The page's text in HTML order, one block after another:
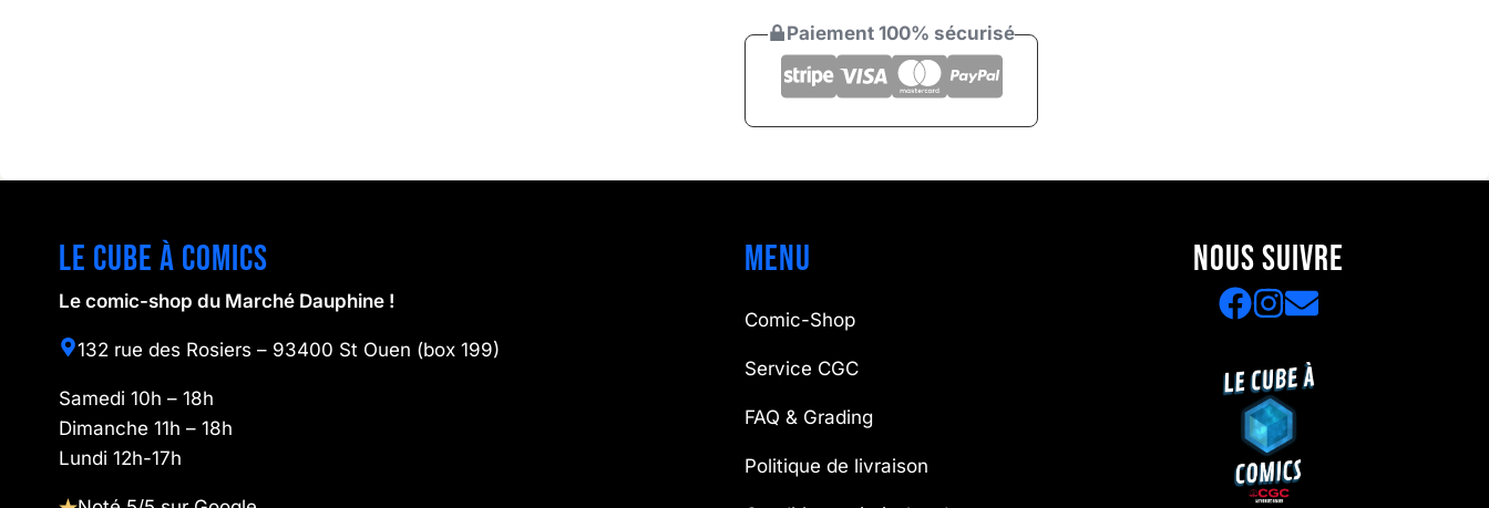
Paiement 100% sécurisé
Le cube à comics
Le comic-shop du Marché Dauphine !
132 rue des Rosiers – 93400 St Ouen (box 199)
Samedi 10h – 18h
Dimanche 11h – 18h
Lundi 12h-17h
Menu
Comic-Shop
Service CGC
FAQ & Grading
Politique de livraison
NOUS SUIVRE